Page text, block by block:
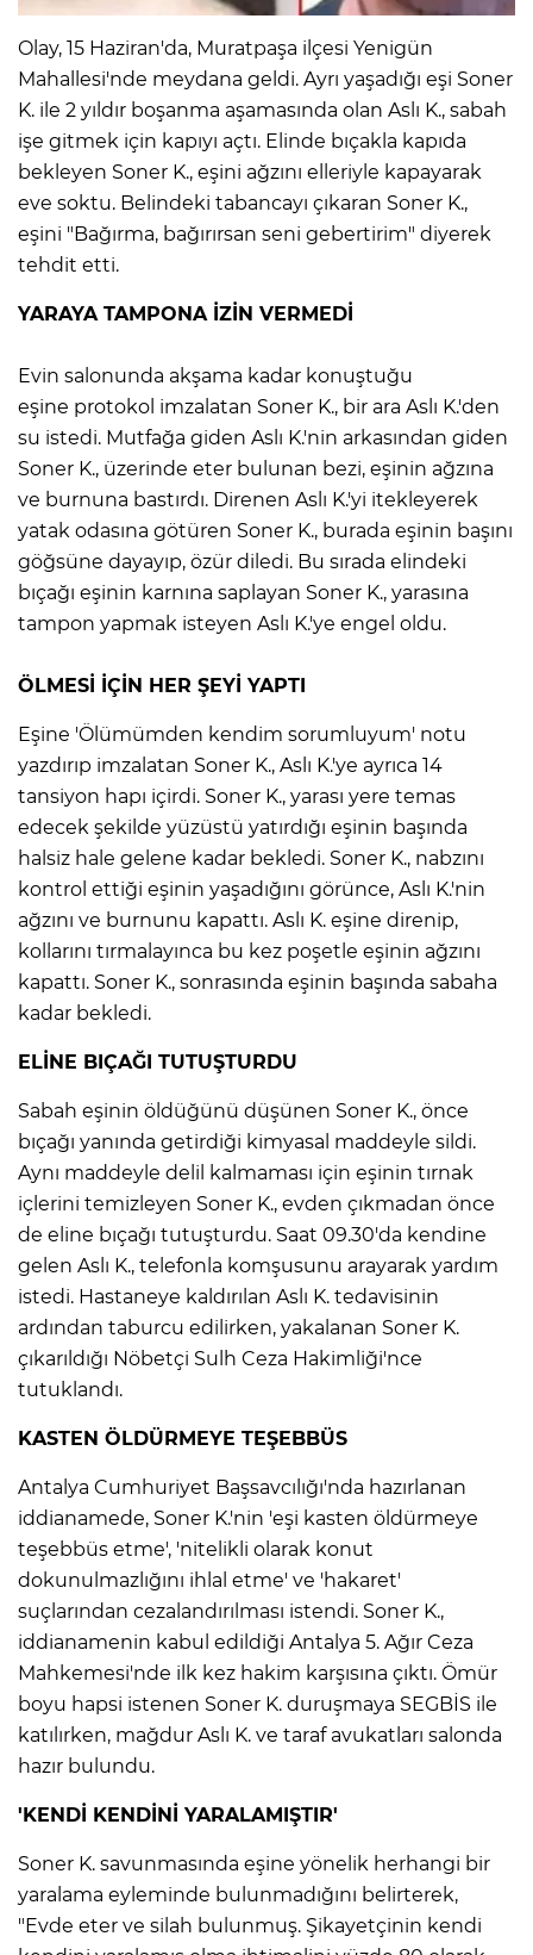
Olay, 15 Haziran'da, Muratpaşa ilçesi Yenigün
Mahallesi'nde meydana geldi. Ayrı yaşadığı eşi Soner
K. ile 2 yıldır boşanma aşamasında olan Aslı K., sabah
işe gitmek için kapıyı açtı. Elinde bıçakla kapıda
bekleyen Soner K., eşini ağzını elleriyle kapayarak
eve soktu. Belindeki tabancayı çıkaran Soner K.,
eşini "Bağırma, bağırırsan seni gebertirim" diyerek
tehdit etti.
YARAYA TAMPONA İZİN VERMEDİ
Evin salonunda akşama kadar konuştuğu
eşine protokol imzalatan Soner K., bir ara Aslı K.'den
su istedi. Mutfağa giden Aslı K.'nin arkasından giden
Soner K., üzerinde eter bulunan bezi, eşinin ağzına
ve burnuna bastırdı. Direnen Aslı K.'yi itekleyerek
yatak odasına götüren Soner K., burada eşinin başını
göğsüne dayayıp, özür diledi. Bu sırada elindeki
bıçağı eşinin karnına saplayan Soner K., yarasına
tampon yapmak isteyen Aslı K.'ye engel oldu.
ÖLMESİ İÇİN HER ŞEYİ YAPTI
Eşine 'Ölümümden kendim sorumluyum' notu
yazdırıp imzalatan Soner K., Aslı K.'ye ayrıca 14
tansiyon hapı içirdi. Soner K., yarası yere temas
edecek şekilde yüzüstü yatırdığı eşinin başında
halsiz hale gelene kadar bekledi. Soner K., nabzını
kontrol ettiği eşinin yaşadığını görünce, Aslı K.'nin
ağzını ve burnunu kapattı. Aslı K. eşine direnip,
kollarını tırmalayınca bu kez poşetle eşinin ağzını
kapattı. Soner K., sonrasında eşinin başında sabaha
kadar bekledi.
ELİNE BIÇAĞI TUTUŞTURDU
Sabah eşinin öldüğünü düşünen Soner K., önce
bıçağı yanında getirdiği kimyasal maddeyle sildi.
Aynı maddeyle delil kalmaması için eşinin tırnak
içlerini temizleyen Soner K., evden çıkmadan önce
de eline bıçağı tutuşturdu. Saat 09.30'da kendine
gelen Aslı K., telefonla komşusunu arayarak yardım
istedi. Hastaneye kaldırılan Aslı K. tedavisinin
ardından taburcu edilirken, yakalanan Soner K.
çıkarıldığı Nöbetçi Sulh Ceza Hakimliği'nce
tutuklandı.
KASTEN ÖLDÜRMEYE TEŞEBBÜS
Antalya Cumhuriyet Başsavcılığı'nda hazırlanan
iddianamede, Soner K.'nin 'eşi kasten öldürmeye
teşebbüs etme', 'nitelikli olarak konut
dokunulmazlığını ihlal etme' ve 'hakaret'
suçlarından cezalandırılması istendi. Soner K.,
iddianamenin kabul edildiği Antalya 5. Ağır Ceza
Mahkemesi'nde ilk kez hakim karşısına çıktı. Ömür
boyu hapsi istenen Soner K. duruşmaya SEGBİS ile
katılırken, mağdur Aslı K. ve taraf avukatları salonda
hazır bulundu.
'KENDİ KENDİNİ YARALAMIŞTIR'
Soner K. savunmasında eşine yönelik herhangi bir
yaralama eyleminde bulunmadığını belirterek,
"Evde eter ve silah bulunmuş. Şikayetçinin kendi